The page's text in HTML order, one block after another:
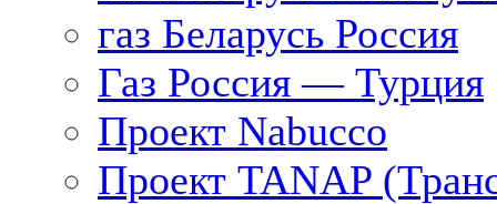
газ Беларусь Россия
Газ Россия — Турция
Проект Nabucco
Проект TANAP